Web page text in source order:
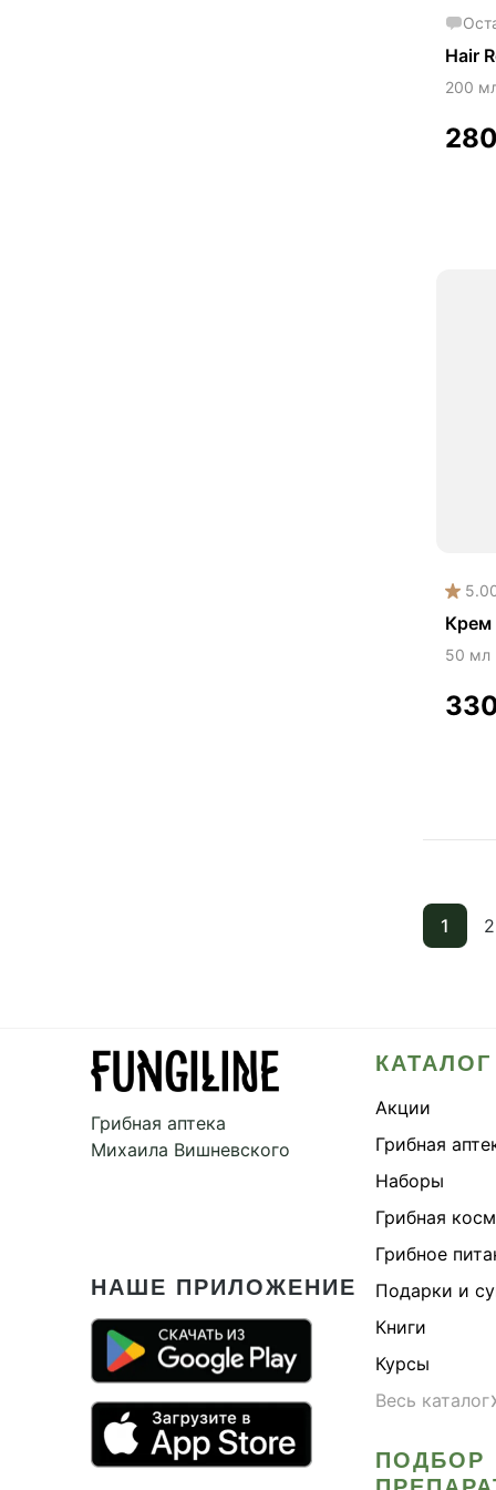
Hair
200
Крем
50 мл
1 2
Грибная аптека
Михаила Вишневского
НАШЕ ПРИЛОЖЕНИЕ
КАТАЛОГ
Акции
Грибная
Наборы
Грибная
Грибное
Подарки и
Книги
Курсы
Весь каталог›
ПОДБОР